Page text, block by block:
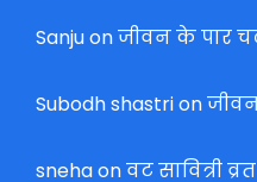
Sanjuonजीवन के पार
Subodh shastrion
snehaonवट सावित्री व्रत